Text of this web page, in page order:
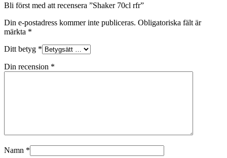
Bli först med att recensera ”Shaker 70cl rfr”
Din e-postadress kommer inte publiceras. Obligatoriska fält är
märkta *
Ditt betyg *
Din recension *
Namn *